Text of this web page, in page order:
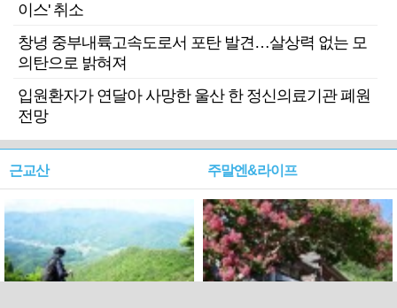
이스' 취소
창녕 중부내륙고속도로서 포탄 발견…살상력 없는 모
의탄으로 밝혀져
입원환자가 연달아 사망한 울산 한 정신의료기관 폐원
전망
근교산 주말엔&라이프